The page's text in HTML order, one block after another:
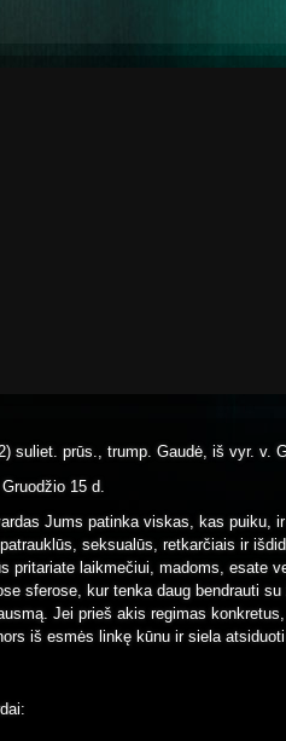
suliet. prūs., trump. Gaudė, iš vyr. v.
15 d.
Jums patinka viskas, kas puiku,
seksualūs, retkarčiais ir
pritariate laikmečiui, madoms, esate
sferose, kur tenka daug bendrauti
Jei prieš akis regimas
iš esmės linkę kūnu ir siela